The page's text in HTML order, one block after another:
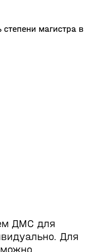
степени магистра в
ДМС для
Для